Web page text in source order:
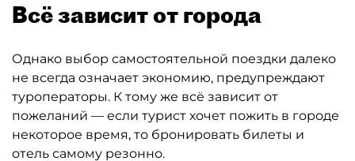
Всё зависит от города
Однако выбор самостоятельной поездки далеко
не всегда означает экономию, предупреждают
туроператоры. К тому же всё зависит от
пожеланий — если турист хочет пожить в городе
некоторое время, то бронировать билеты и
отель самому резонно.